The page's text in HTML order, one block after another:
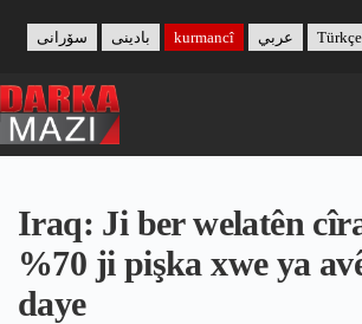
content
بادینی سۆرانی kurmancî عربي Türkçe
Iraq: Ji ber welatên
%70 ji pişka xwe ya
daye